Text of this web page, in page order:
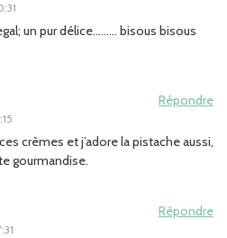
regal; un pur délice……… bisous bisous
Répondre
crèmes et j’adore la pistache aussi,
gourmandise.
Répondre